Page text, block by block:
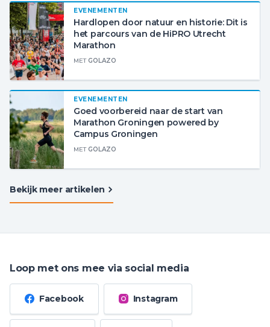
EVENEMENTEN
Hardlopen door natuur en historie: Dit is
het parcours van de HiPRO Utrecht
Marathon
METGOLAZO
EVENEMENTEN
Goed voorbereid naar de start van
Marathon Groningen powered by
Campus Groningen
METGOLAZO
Bekijk meer artikelen
Loop met ons mee via social media
Facebook Instagram